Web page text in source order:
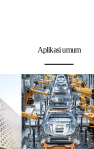
Aplikasi umum